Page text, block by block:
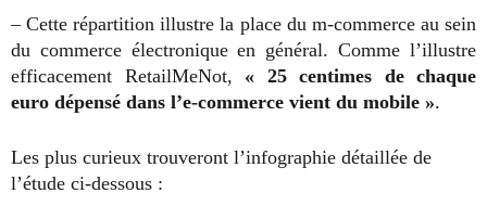
– Cette répartition illustre la place du m-commerce au sein
du commerce électronique en général. Comme l’illustre
efficacement RetailMeNot, « 25 centimes de chaque
euro dépensé dans l’e-commerce vient du mobile ».
Les plus curieux trouveront l’infographie détaillée de
l’étude ci-dessous :